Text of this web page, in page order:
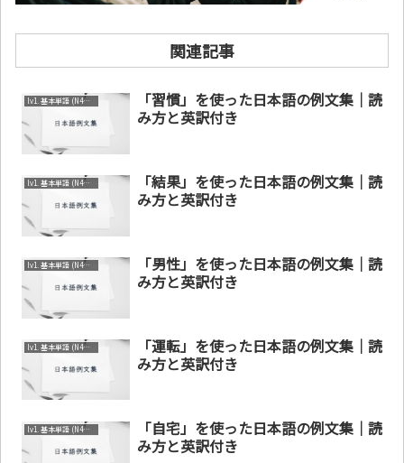
関連記事
lv1. 基本単語 (N4～N5)
「習慣」を使った日本語の例文集｜読
み方と英訳付き
lv1. 基本単語 (N4～N5)
「結果」を使った日本語の例文集｜読
み方と英訳付き
lv1. 基本単語 (N4～N5)
「男性」を使った日本語の例文集｜読
み方と英訳付き
lv1. 基本単語 (N4～N5)
「運転」を使った日本語の例文集｜読
み方と英訳付き
lv1. 基本単語 (N4～N5)
「自宅」を使った日本語の例文集｜読
み方と英訳付き